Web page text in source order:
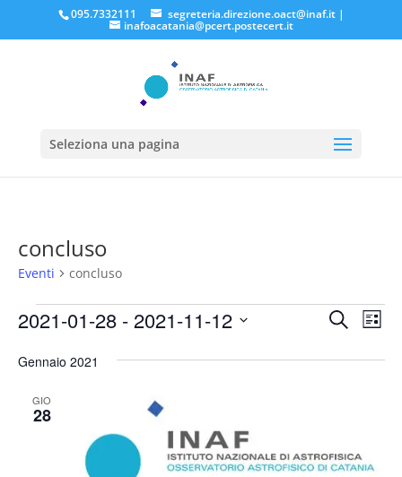
095.7332111 segreteria.direzione.oact@inaf.it|
inafoacatania@pcert.postecert.it
Seleziona una pagina
concluso
Eventi concluso
Eventi Eventi
e
CercaLista
2021-01-28 - 2021-11-12
la
Gennaio 2021
GIO
28